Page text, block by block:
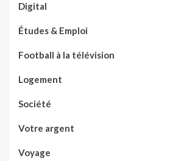
Digital
Études & Emploi
Football à la télévision
Logement
Société
Votre argent
Voyage